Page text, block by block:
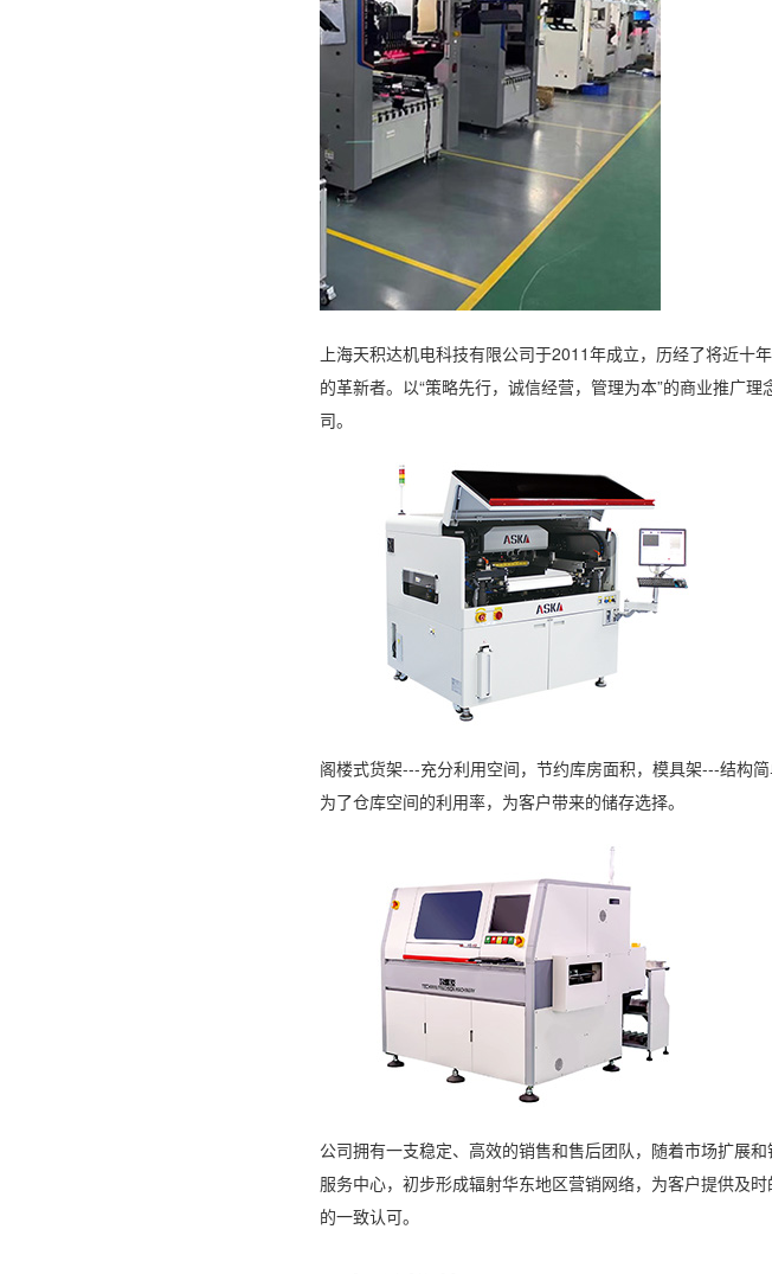
上海天积达机电科技有限公司于2011年成立，历经了将近
的革新者。以“策略先行，诚信经营，管理为本”的商业推广
司。
阁楼式货架---充分利用空间，节约库房面积，模具架---结构
为了仓库空间的利用率，为客户带来的储存选择。
公司拥有一支稳定、高效的销售和售后团队，随着市场扩展
服务中心，初步形成辐射华东地区营销网络，为客户提供及
的一致认可。